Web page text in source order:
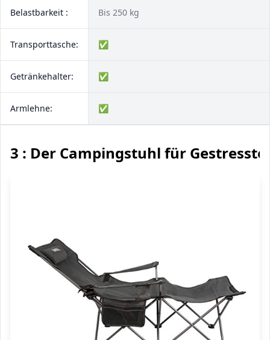
Belastbarkeit : Bis 250 kg
Transporttasche: ✅
Getränkehalter: ✅
Armlehne: ✅
3 : Der Campingstuhl für Gestresste